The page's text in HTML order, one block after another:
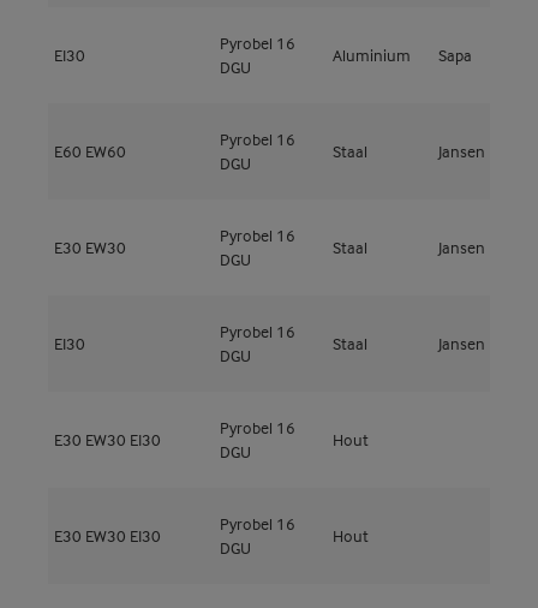
EI30
Pyrobel 16
DGU
Aluminium Sapa
E60 EW60
Pyrobel 16
DGU
Staal Jansen
E30 EW30
Pyrobel 16
DGU
Staal Jansen
EI30
Pyrobel 16
DGU
Staal Jansen
E30 EW30 EI30
Pyrobel 16
DGU
Hout
E30 EW30 EI30
Pyrobel 16
DGU
Hout